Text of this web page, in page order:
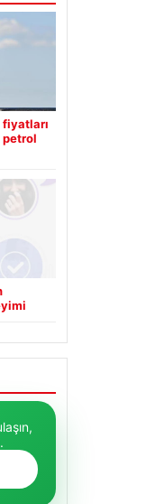
fiyatları
petrol